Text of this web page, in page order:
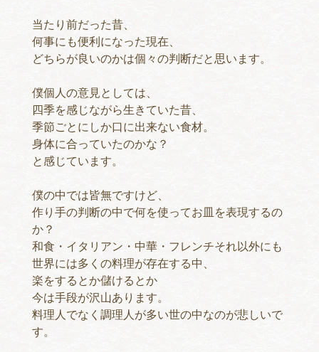
当たり前だった昔、
何事にも便利になった現在、
どちらが良いのかは個々の判断だと思います。
僕個人の意見としては、
四季を感じながら生きていた昔、
季節ごとにしか口に出来ない食材。
身体に合っていたのかな？
と感じています。
僕の中では皆無ですけど、
作り手の判断の中で何を使ってお皿を表現するの
か？
和食・イタリアン・中華・フレンチそれ以外にも
世界には多くの料理が存在する中、
楽をするとか儲けるとか
今は手段が沢山あります。
料理人でなく調理人が多い世の中なのが悲しいで
す。